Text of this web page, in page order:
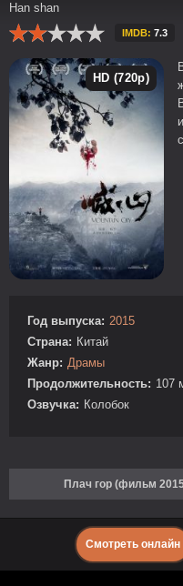
Han shan
IMDB: 7.3
HD (720p)
Год выпуска: 2015
Страна: Китай
Жанр: Драмы
Продолжительность: 107
Озвучка: Колобок
Плач гор (фильм
Смотреть онлайн